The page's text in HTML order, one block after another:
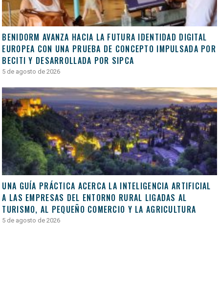
BENIDORM AVANZA HACIA LA FUTURA IDENTIDAD DIGITAL
EUROPEA CON UNA PRUEBA DE CONCEPTO IMPULSADA POR
BECITI Y DESARROLLADA POR SIPCA
5 de agosto de 2026
UNA GUÍA PRÁCTICA ACERCA LA INTELIGENCIA ARTIFICIAL
A LAS EMPRESAS DEL ENTORNO RURAL LIGADAS AL
TURISMO, AL PEQUEÑO COMERCIO Y LA AGRICULTURA
5 de agosto de 2026